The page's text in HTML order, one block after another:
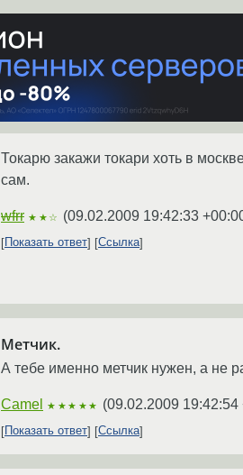
Токарю закажи токари хоть в
сам.
wfrr ★★☆ (09.02.2009 19:42:33
Показать ответ Ссылка
Метчик.
А тебе именно метчик нужен, а не
Camel ★★★★★ (09.02.2009 19:42:54
Показать ответ Ссылка